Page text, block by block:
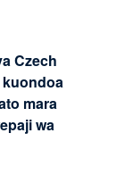
Czech
kuondoa
mara
wa